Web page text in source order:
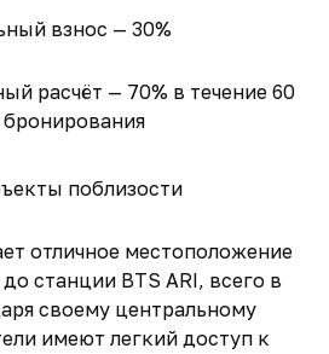
взнос — 30%
расчёт — 70% в течение 60
поблизости
отличное местоположение
станции BTS ARI, всего в
своему центральному
имеют легкий доступ к